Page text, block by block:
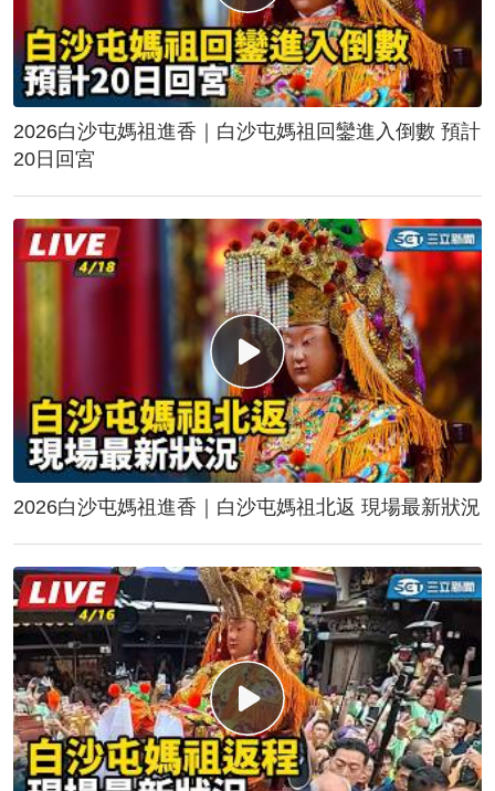
2026白沙屯媽祖進香｜白沙屯媽祖回鑾進入倒數 預計
20日回宮
2026白沙屯媽祖進香｜白沙屯媽祖北返 現場最新狀況